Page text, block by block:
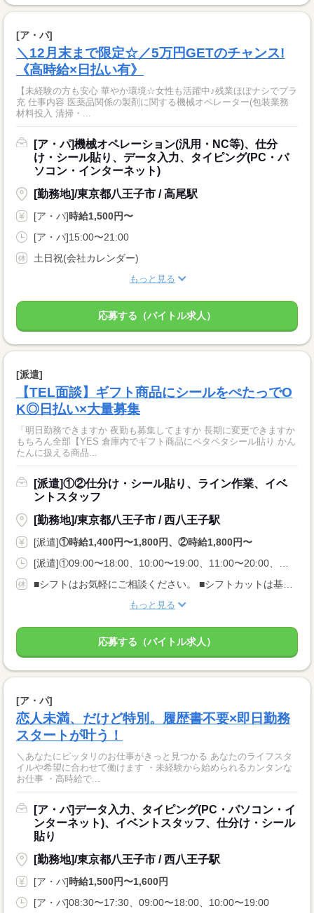
[ア・パ]
＼12月末まで限定☆／5万円GETのチャンス!
《高時給×日払い有》
【未経験の方も安心 華やか環境☆女性も活躍中♪残業ほぼナシでプラ
充 仕事内容 医薬品関係の製剤に関する機械オペレーター(包装業務
材料投入 清掃・...
[ア・パ]機械オペレーション(汎用・NC等)、仕分
け・シール貼り、データ入力、タイピング(PC・パ
ソコン・インターネット)
[勤務地]/東京都八王子市 / 高尾駅
[ア・パ]時給1,500円〜
[ア・パ]15:00〜21:00
土日祝(会社カレンダー)
もっと見る
応募する（バイトル求人）
[派遣]
【TEL面談】ギフト商品にシールをぺたっでO
K◎日払い×大量募集
「明日勤務できますか 夜勤も募集してますか 長期に変更できますか
もちろん全部【YES 倉庫内でギフト商品にペタペタシール貼り かん
たんに扱える商品...
[派遣]①②仕分け・シール貼り、ライン作業、イベ
ントスタッフ
[勤務地]/東京都八王子市 / 西八王子駅
[派遣]①時給1,400円〜1,800円、②時給1,800円〜
もっと見る
応募する（バイトル求人）
[ア・パ]
恋人未満、だけど特別。履歴書不要×即日勤務
スタートが叶う！
＼あなたにピッタリのお仕事がきっと見つかる あなたのライフスタ
イルや希望に合わせて働けます ・未経験から始められるカンタンな
お仕事 ・高時給で...
[ア・パ]データ入力、タイピング(PC・パソコン・イ
ンターネット)、イベントスタッフ、仕分け・シール
貼り
[勤務地]/東京都八王子市 / 西八王子駅
[ア・パ]時給1,500円〜1,600円
[ア・パ]08:30〜17:30、09:00〜18:00、10:00〜19:00